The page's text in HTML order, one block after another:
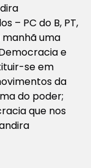
– PC do B, PT,
manhã uma
e
se em
da
do poder;
que nos